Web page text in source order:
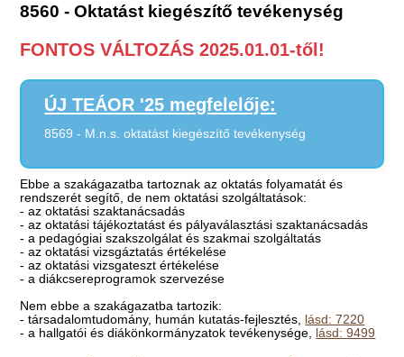
8560 - Oktatást kiegészítő tevékenység
FONTOS VÁLTOZÁS 2025.01.01-től!
ÚJ TEÁOR '25 megfelelője:
8569 - M.n.s. oktatást kiegészítő tevékenység
Ebbe a szakágazatba tartoznak az oktatás folyamatát és
rendszerét segítő, de nem oktatási szolgáltatások:
- az oktatási szaktanácsadás
- az oktatási tájékoztatást és pályaválasztási szaktanácsadás
- a pedagógiai szakszolgálat és szakmai szolgáltatás
- az oktatási vizsgáztatás értékelése
- az oktatási vizsgateszt értékelése
- a diákcsereprogramok szervezése
Nem ebbe a szakágazatba tartozik:
- társadalomtudomány, humán kutatás-fejlesztés, lásd: 7220
- a hallgatói és diákönkormányzatok tevékenysége, lásd: 9499